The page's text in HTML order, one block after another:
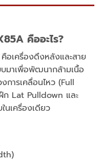
คืออะไร?
คือเครื่องดึงหลังและสาย
มาเพื่อพัฒนากล้ามเนื้อ
ารเคลื่อนไหว (Full
ก Lat Pulldown และ
นเครื่องเดียว